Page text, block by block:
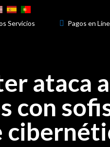
Servicios  Pagos en
ataca
con